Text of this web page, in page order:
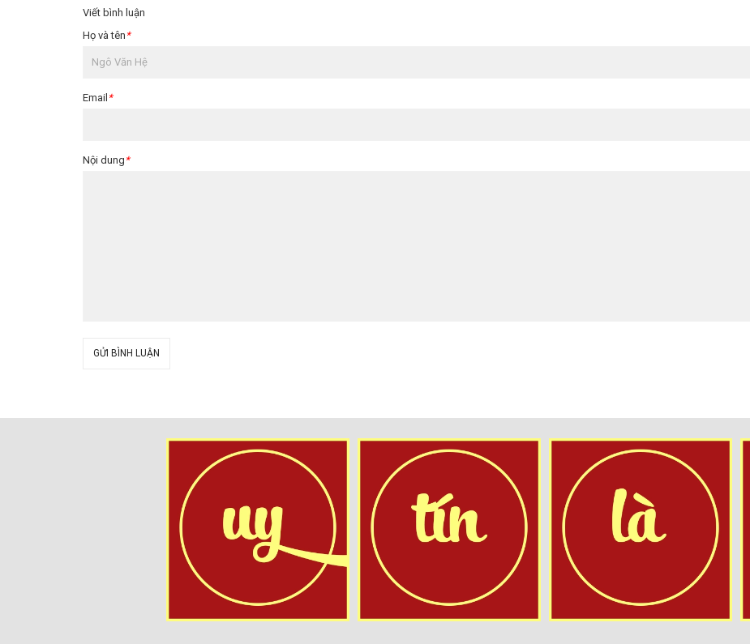
Viết bình luận
Họ và tên *
Email *
Nội dung *
GỬI BÌNH LUẬN